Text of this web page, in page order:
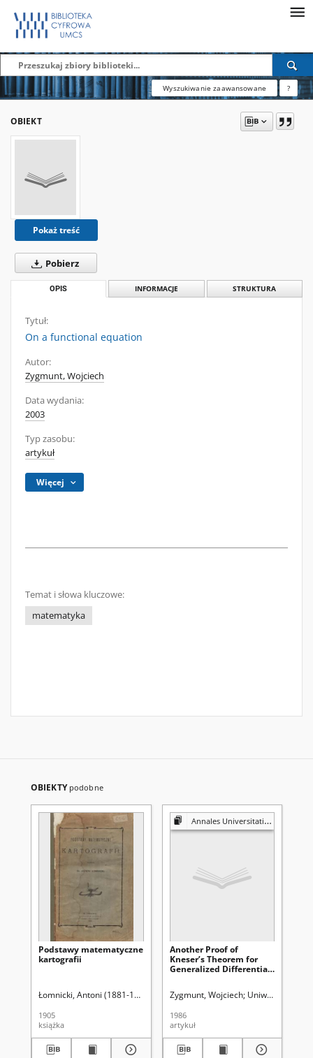
Wyszukiwanie zaawansowane ?
OBIEKT
Pokaż treść
Pobierz
OPIS INFORMACJE STRUKTURA
Tytuł:
On a functional equation
Autor:
Zygmunt, Wojciech
Data wydania:
2003
Typ zasobu:
artykuł
Więcej
Temat i słowa kluczowe:
matematyka
OBIEKTY podobne
Podstawy matematyczne
kartografii
Łomnicki, Antoni (1881-1941)
1905
książka
Annales Universitatis Mariae Curie-Skłodowska. Sectio A, Mathematica
Another Proof of
Kneser’s Theorem for
Generalized Differential
Zygmunt, Wojciech Uniwersytet
1986
artykuł